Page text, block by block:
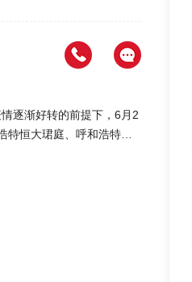
逐渐好转的前提下，6月2
恒大珺庭、呼和浩特恒
为大家详细讲解项目的沙